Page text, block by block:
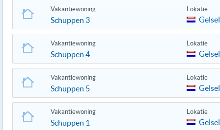
Vakantiewoning
Schuppen 3
Lokatie
Vakantiewoning
Schuppen 4
Lokatie
Vakantiewoning
Schuppen 5
Lokatie
Vakantiewoning
Schuppen 1
Lokatie